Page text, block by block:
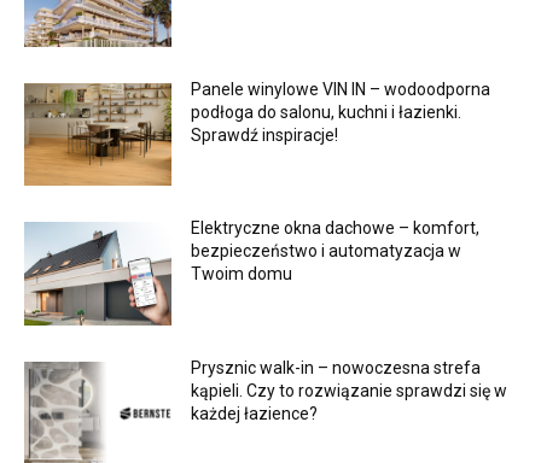
Panele winylowe VIN IN – wodoodporna
podłoga do salonu, kuchni i łazienki.
Sprawdź inspiracje!
Elektryczne okna dachowe – komfort,
bezpieczeństwo i automatyzacja w
Twoim domu
Prysznic walk-in – nowoczesna strefa
kąpieli. Czy to rozwiązanie sprawdzi się w
każdej łazience?